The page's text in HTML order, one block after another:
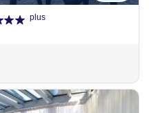
plus